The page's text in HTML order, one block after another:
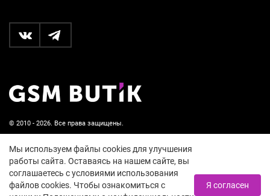
© 2010 - 2026. Все права защищены.
Пользовательское соглашение и политика
конфиденциальности
18+
Мы используем файлы cookies для улучшения
работы сайта. Оставаясь на нашем сайте, вы
соглашаетесь с условиями использования
файлов cookies. Чтобы ознакомиться с
Я согласен